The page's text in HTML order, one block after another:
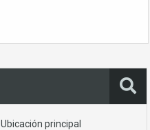
Ubicación principal